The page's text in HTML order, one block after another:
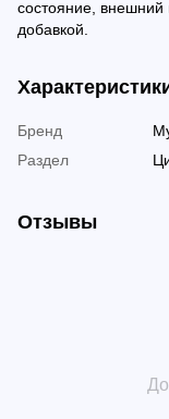
состояние, внешний
добавкой.
Бренд
Раздел
Отзывы